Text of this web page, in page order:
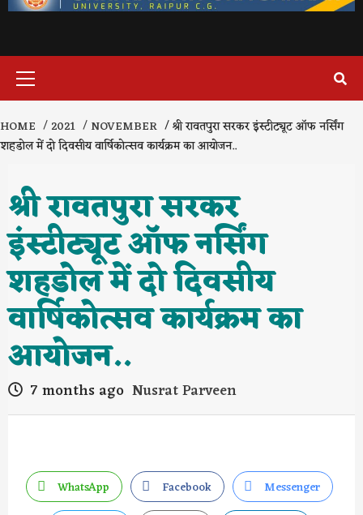
HOME 2021 NOVEMBER
श्री रावतपुरा सरकर इंस्टीट्यूट ऑफ नर्सिंग
शहडोल में दो दिवसीय वार्षिकोत्सव कार्यक्रम का आयोजन..
श्री रावतपुरा सरकर
इंस्टीट्यूट ऑफ नर्सिंग
शहडोल में दो दिवसीय
वार्षिकोत्सव कार्यक्रम का
आयोजन..
7 months ago Nusrat Parveen
WhatsApp Facebook
Messenger